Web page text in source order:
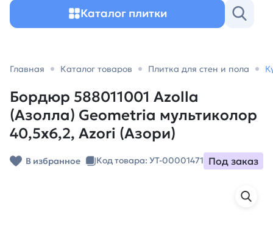
Каталог плитки
Главная Каталог товаров Плитка для стен и пола
Бордюр 588011001 Azolla
(Азолла) Geometria мультиколор
40,5х6,2, Azori (Азори)
В избранное Код товара: УТ-00001471 Под заказ